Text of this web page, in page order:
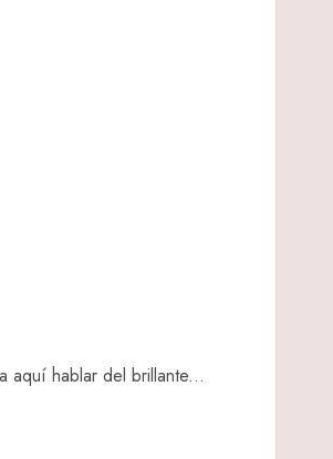
aquí hablar del brillante...